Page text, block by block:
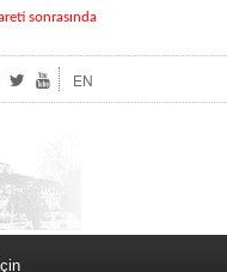
sonrasında
EN